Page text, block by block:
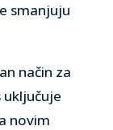
smanjuju
način za
novim